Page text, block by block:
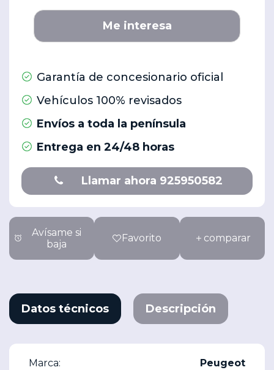
Me interesa
Garantía de concesionario oficial
Vehículos 100% revisados
Envíos a toda la península
Entrega en 24/48 horas
Llamar ahora 925950582
Avísame si
baja
Favorito comparar
Datos técnicos Descripción
Marca: Peugeot